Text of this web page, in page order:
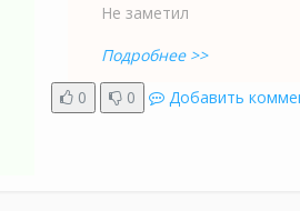
Не заметил
Подробнее >>
0
0 Добавить